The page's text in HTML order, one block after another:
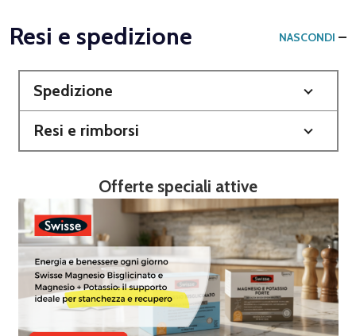
Resi e spedizione NASCONDI
Spedizione
Resi e rimborsi
Offerte speciali attive